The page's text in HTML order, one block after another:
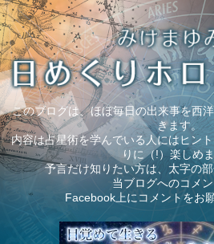
このブログは、ほぼ毎日の出来事を西
きます。
内容は占星術を学んでいる人にはヒン
りに（!）楽しめま
予言だけ知りたい方は、太字の
当ブログへのコメ
Facebook上にコメントをお